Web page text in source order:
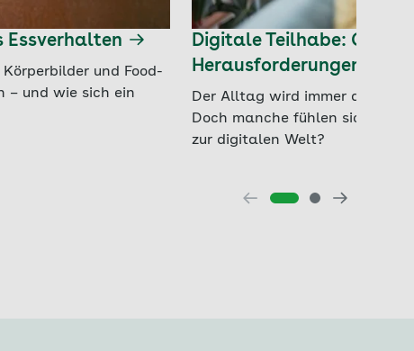
Essverhalten
und Food-
– und wie sich ein
Digitale Teilhabe:
Herausforderungen
Der Alltag wird immer
Doch manche fühlen sich
zur digitalen Welt?